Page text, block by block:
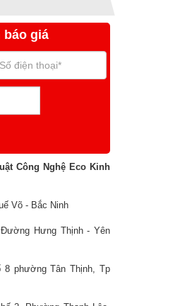
báo giá
Công Nghệ Eco Kinh
Võ - Bắc Ninh
Hưng Thịnh - Yên
8 phường Tân Thịnh, Tp